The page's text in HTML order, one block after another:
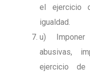
el ejercicio
igualdad.
u) Imponer
abusivas,
ejercicio